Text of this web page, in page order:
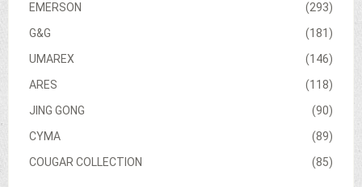
(293)
EMERSON
(181)
G&G
(146)
UMAREX
(118)
ARES
(90)
JING GONG
(89)
CYMA
(85)
COUGAR COLLECTION